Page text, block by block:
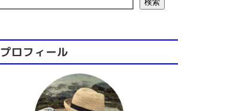
検索
プロフィール